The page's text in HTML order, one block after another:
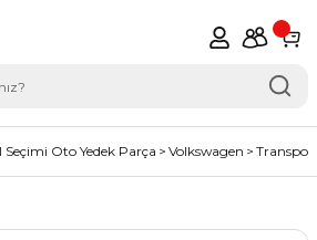
Seçimi Oto Yedek Parça Volkswagen